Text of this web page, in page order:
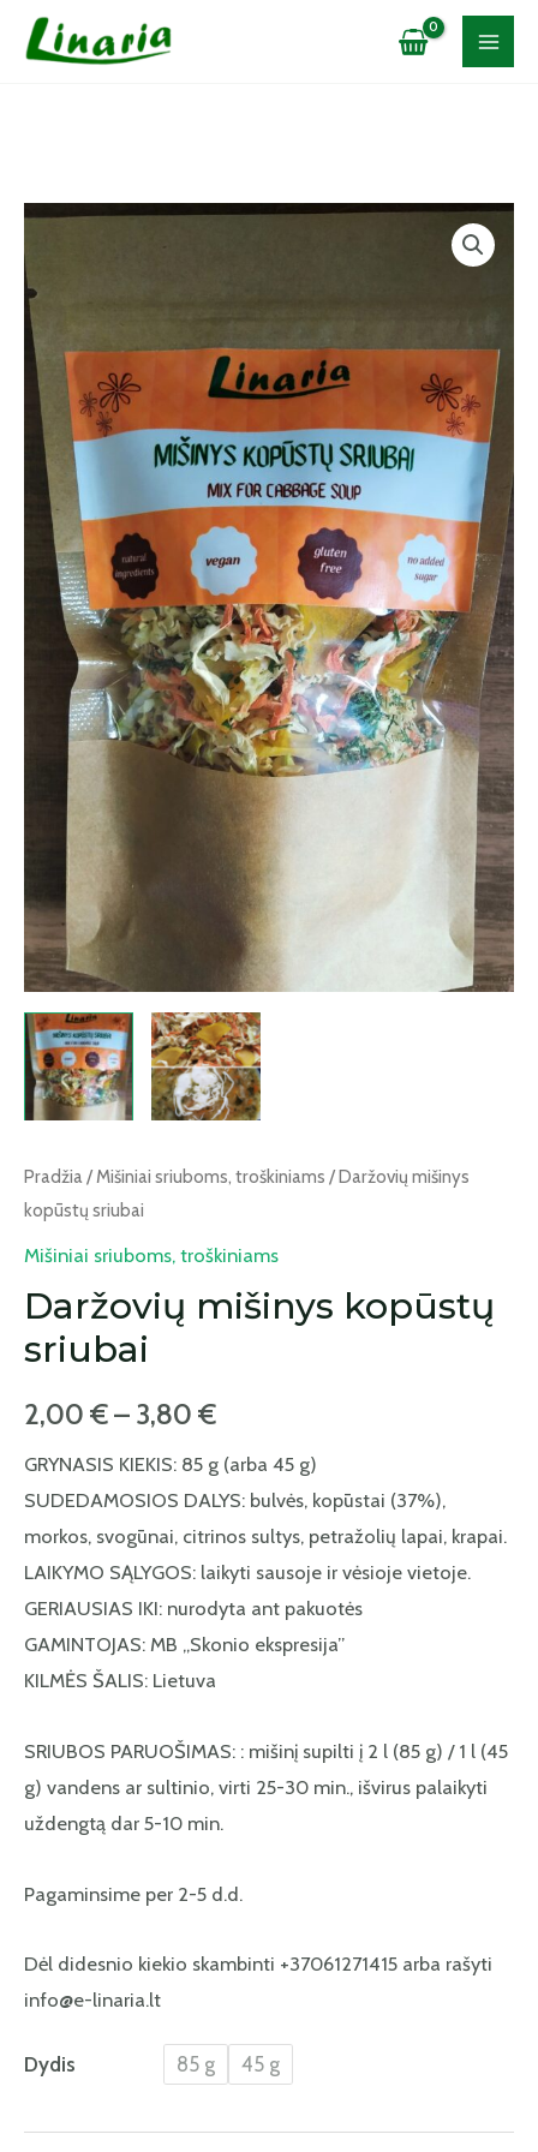
Pradžia/Mišiniai sriuboms, troškiniams / Daržovių mišinys
kopūstų sriubai
Mišiniai sriuboms, troškiniams
Daržovių mišinys kopūstų
sriubai
2,00 €– 3,80 €
GRYNASIS KIEKIS: 85 g (arba 45 g)
SUDEDAMOSIOS DALYS: bulvės, kopūstai (37%),
morkos, svogūnai, citrinos sultys, petražolių lapai, krapai.
LAIKYMO SĄLYGOS: laikyti sausoje ir vėsioje vietoje.
GERIAUSIAS IKI: nurodyta ant pakuotės
GAMINTOJAS: MB „Skonio ekspresija”
KILMĖS ŠALIS: Lietuva
SRIUBOS PARUOŠIMAS: : mišinį supilti į 2 l (85 g) / 1 l (45
g) vandens ar sultinio, virti 25-30 min., išvirus palaikyti
uždengtą dar 5-10 min.
Pagaminsime per 2-5 d.d.
Dėl didesnio kiekio skambinti +37061271415 arba rašyti
info@e-linaria.lt
Dydis 85 g 45 g